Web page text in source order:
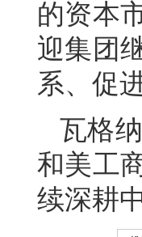
的资本
迎集团
系、促
瓦格
和美工
续深耕